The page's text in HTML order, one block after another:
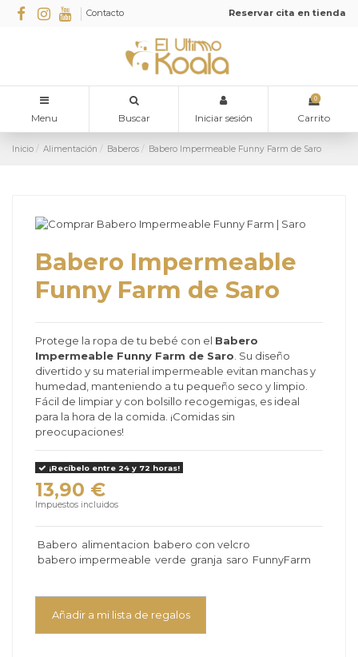
Contacto Reservar cita en tienda
Menu Buscar Iniciar sesión
0
Carrito
Inicio Alimentación Baberos Babero Impermeable Funny Farm de Saro
Babero Impermeable
Funny Farm de Saro
Protege la ropa de tu bebé con el Babero
Impermeable Funny Farm de Saro . Su diseño
divertido y su material impermeable evitan manchas y
humedad, manteniendo a tu pequeño seco y limpio.
Fácil de limpiar y con bolsillo recogemigas, es ideal
para la hora de la comida. ¡Comidas sin
preocupaciones!
¡Recíbelo entre 24 y 72 horas!
13,90 €
Impuestos incluidos
Babero alimentacion babero con velcro
babero impermeable verde granja saro FunnyFarm
Añadir a mi lista de regalos